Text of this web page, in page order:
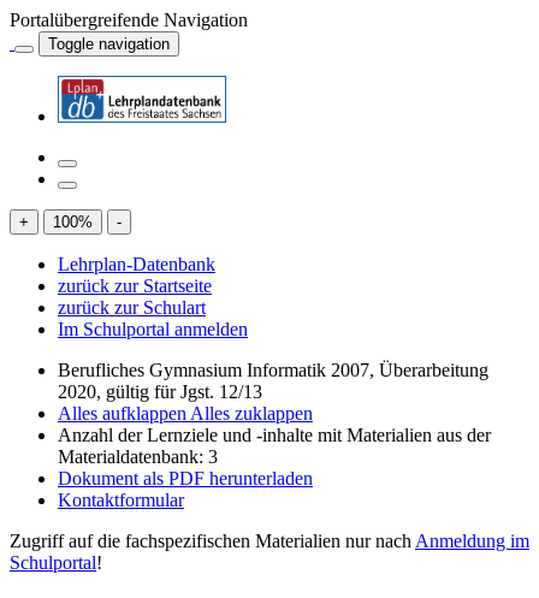
Portalübergreifende Navigation
Toggle navigation
+ 100% -
Lehrplan-Datenbank
zurück zur Startseite
zurück zur Schulart
Im Schulportal anmelden
Berufliches Gymnasium Informatik 2007, Überarbeitung
2020, gültig für Jgst. 12/13
Alles aufklappen Alles zuklappen
Anzahl der Lernziele und -inhalte mit Materialien aus der
Materialdatenbank: 3
Dokument als PDF herunterladen
Kontaktformular
Zugriff auf die fachspezifischen Materialien nur nach Anmeldung im
Schulportal!